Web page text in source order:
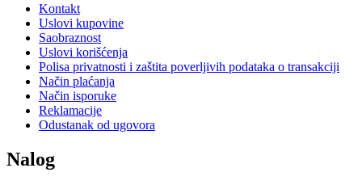
Kontakt
Uslovi kupovine
Saobraznost
Uslovi korišćenja
Polisa privatnosti i zaštita poverljivih podataka o transakciji
Način plaćanja
Način isporuke
Reklamacije
Odustanak od ugovora
Nalog